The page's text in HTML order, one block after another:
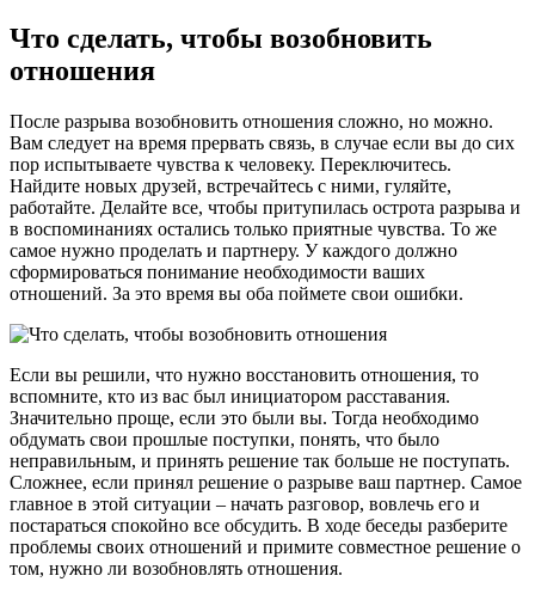
Что сделать, чтобы возобновить
отношения
После разрыва возобновить отношения сложно, но можно.
Вам следует на время прервать связь, в случае если вы до сих
пор испытываете чувства к человеку. Переключитесь.
Найдите новых друзей, встречайтесь с ними, гуляйте,
работайте. Делайте все, чтобы притупилась острота разрыва и
в воспоминаниях остались только приятные чувства. То же
самое нужно проделать и партнеру. У каждого должно
сформироваться понимание необходимости ваших
отношений. За это время вы оба поймете свои ошибки.
Если вы решили, что нужно восстановить отношения, то
вспомните, кто из вас был инициатором расставания.
Значительно проще, если это были вы. Тогда необходимо
обдумать свои прошлые поступки, понять, что было
неправильным, и принять решение так больше не поступать.
Сложнее, если принял решение о разрыве ваш партнер. Самое
главное в этой ситуации – начать разговор, вовлечь его и
постараться спокойно все обсудить. В ходе беседы разберите
проблемы своих отношений и примите совместное решение о
том, нужно ли возобновлять отношения.